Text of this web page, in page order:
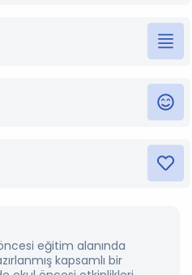
eğitim alanında
kapsamlı bir